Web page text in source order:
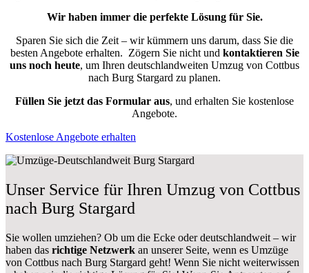
Wir haben immer die perfekte Lösung für Sie.
Sparen Sie sich die Zeit – wir kümmern uns darum, dass Sie die
besten Angebote erhalten. Zögern Sie nicht und kontaktieren Sie
uns noch heute, um Ihren deutschlandweiten Umzug von Cottbus
nach Burg Stargard zu planen.
Füllen Sie jetzt das Formular aus, und erhalten Sie kostenlose
Angebote.
Kostenlose Angebote erhalten
Unser Service für Ihren Umzug von Cottbus
nach Burg Stargard
Sie wollen umziehen? Ob um die Ecke oder deutschlandweit – wir
haben das richtige Netzwerk an unserer Seite, wenn es Umzüge
von Cottbus nach Burg Stargard geht! Wenn Sie nicht weiterwissen